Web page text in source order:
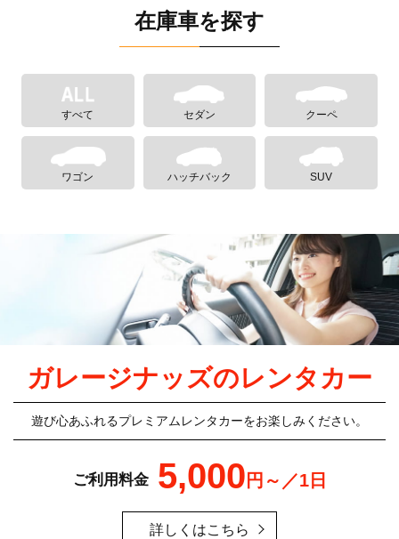
在庫車を探す
すべて セダン クーペ
ワゴン ハッチバック SUV
ガレージナッズのレンタカー
遊び心あふれるプレミアムレンタカーをお楽しみください。
ご利用料金 5,000 円～／1日
詳しくはこちら